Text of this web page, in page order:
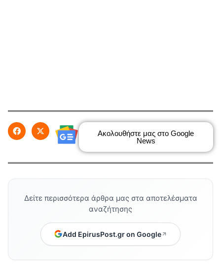
Ακολουθήστε μας στο Google
News
Δείτε περισσότερα άρθρα μας στα αποτελέσματα
αναζήτησης
Add EpirusPost.gr on Google